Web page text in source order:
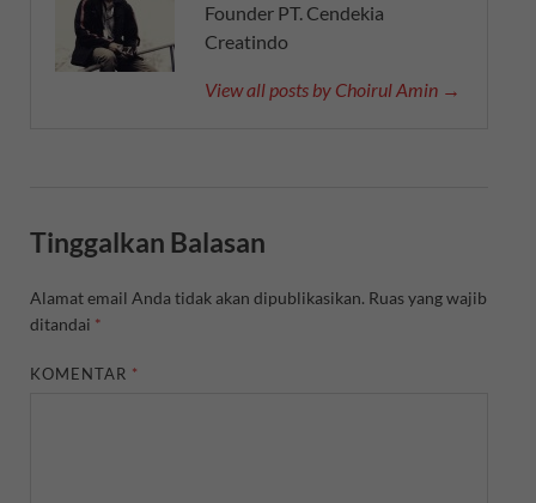
Founder PT. Cendekia
Creatindo
View all posts by Choirul Amin →
Tinggalkan Balasan
Alamat email Anda tidak akan dipublikasikan. Ruas yang wajib
ditandai *
KOMENTAR *